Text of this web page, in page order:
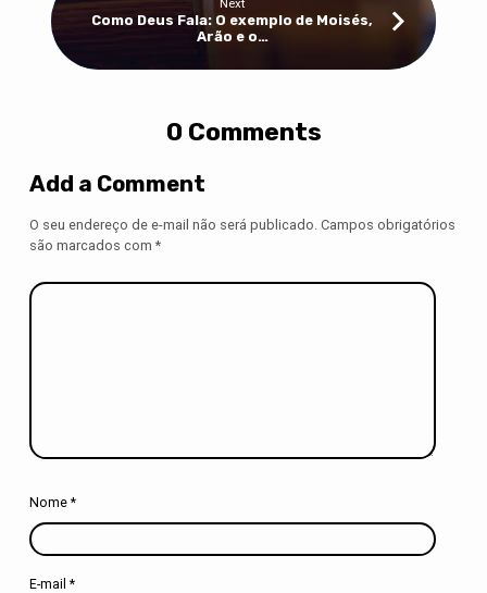
Next
Como Deus Fala: O exemplo de Moisés,
Arão e o…
0 Comments
Add a Comment
O seu endereço de e-mail não será publicado. Campos obrigatórios
são marcados com *
Nome *
E-mail *